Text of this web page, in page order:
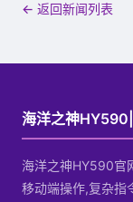
← 返回新闻列表
海洋之神
海洋之神HY590官
移动端操作,复杂指